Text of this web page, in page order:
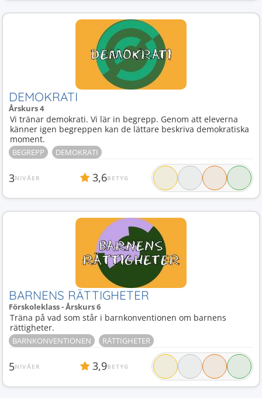
DEMOKRATI
Årskurs 4
Vi tränar demokrati. Vi lär in begrepp. Genom att eleverna
känner igen begreppen kan de lättare beskriva demokratiska
moment.
BEGREPP DEMOKRATI
3NIVÅER 3,6BETYG
BARNENS RÄTTIGHETER
Förskoleklass - Årskurs 6
Träna på vad som står i barnkonventionen om barnens
rättigheter.
BARNKONVENTIONEN RÄTTIGHETER
5NIVÅER 3,9BETYG